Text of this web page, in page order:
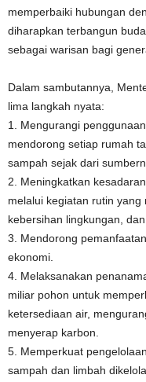
memperbaiki hubungan
diharapkan terbangun
sebagai warisan bagi
Dalam sambutannya,
lima langkah nyata:
1. Mengurangi
mendorong setiap rumah
sampah sejak dari
2. Meningkatkan
melalui kegiatan rutin yang
kebersihan lingkungan,
3. Mendorong
ekonomi.
4. Melaksanakan
miliar pohon untuk
ketersediaan air,
menyerap karbon.
5. Memperkuat
sampah dan limbah